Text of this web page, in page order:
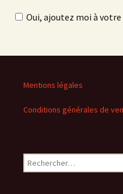
Oui, ajoutez moi à
Mentions légales
Conditions générales de
Rechercher :